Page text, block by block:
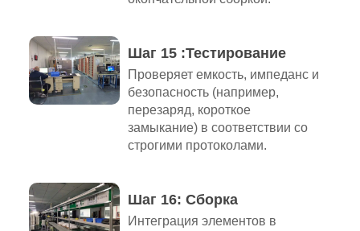
Шаг 15 :Тестирование
Проверяет емкость, импеданс и
безопасность (например,
перезаряд, короткое
замыкание) в соответствии со
строгими протоколами.
Шаг 16: Сборка
Интеграция элементов в